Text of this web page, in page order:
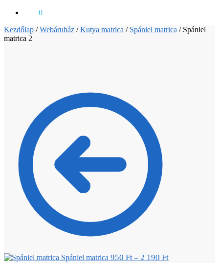
0
Kezdőlap /Webáruház /Kutya matrica / Spániel matrica / Spániel
matrica 2
Spániel matrica 950 Ft – 2 190 Ft